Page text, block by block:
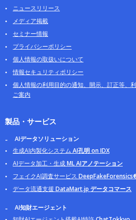
ニュースリリース
メディア掲載
セミナー情報
プライバシーポリシー
個人情報の取扱いについて
情報セキュリティポリシー
個人情報の利用目的の通知、開示、訂正等、
ご案内
製品・サービス
AIデータソリューション
生成AI内製化システム AI孔明 on IDX
AIデータ加工・生成ML AIアノテーション
フェイクAI調査サービス
データ流通支援 DataMart.jp データコマース
AI知財エージェント